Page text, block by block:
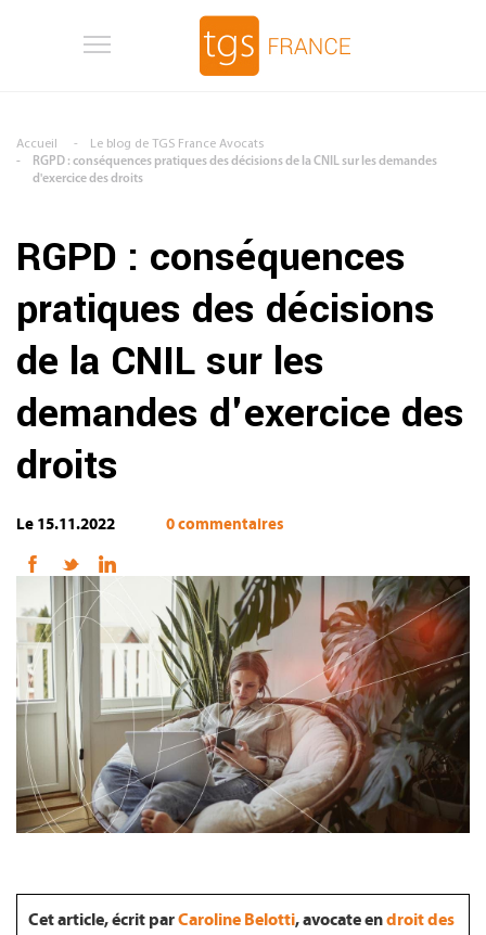
FR
Accueil
Le blog de TGS France Avocats
RGPD : conséquences pratiques des décisions de la CNIL sur les demandes
d'exercice des droits
RGPD : conséquences
pratiques des décisions
de la CNIL sur les
demandes d'exercice des
droits
Le 15.11.2022 0 commentaires
Cet article, écrit parCaroline Belotti, avocate endroit des